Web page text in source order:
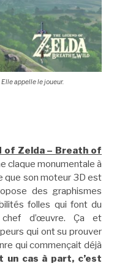
Elle appelle le joueur.
of Zelda – Breath of
claque monumentale à
que son moteur 3D est
des graphismes
folles qui font du
d’œuvre. Ça et
qui ont su prouver
qui commençait déjà
un cas à part, c’est